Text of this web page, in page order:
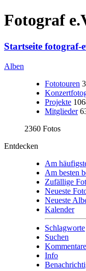
Fotograf
Startseite fotograf-
Alben
Fototouren
Projekte
Mitglieder
2360 Fotos
Entdecken
Am
Am besten
Zufällige
Neueste
Neueste
Kalender
Schlagworte
Suchen
Kommentare
Info